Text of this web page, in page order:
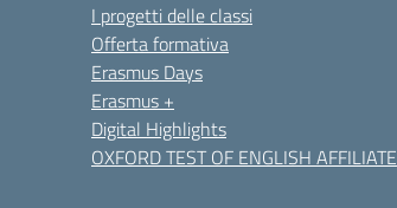
I progetti delle classi
Offerta formativa
Erasmus Days
Erasmus +
Digital Highlights
OXFORD TEST OF ENGLISH AFFILIATE